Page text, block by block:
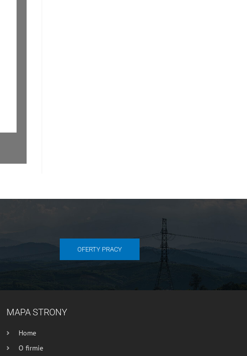
OFERTY PRACY
MAPA STRONY
Home
O firmie